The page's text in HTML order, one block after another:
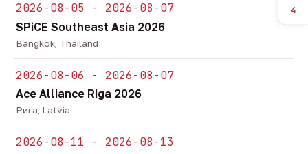
2026-08-05 - 2026-08-07
SPiCE Southeast Asia 2026
Bangkok, Thailand
2026-08-06 - 2026-08-07
Ace Alliance Riga 2026
Рига, Latvia
2026-08-11 - 2026-08-13
4